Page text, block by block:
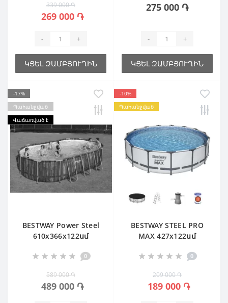
339 000 ֏
269 000 ֏
- +
ԿՑԵԼ ԶԱՄԲՅՈՒՂԻՆ
275 000 ֏
- +
ԿՑԵԼ ԶԱՄԲՅՈՒՂԻՆ
-17%
Պահանջված
Վաճառված է
BESTWAY Power Steel
610х366х122սմ
0
589 000 ֏
489 000 ֏
-10%
Պահանջված
BESTWAY STEEL PRO
MAX 427х122սմ
0
209 000 ֏
189 000 ֏